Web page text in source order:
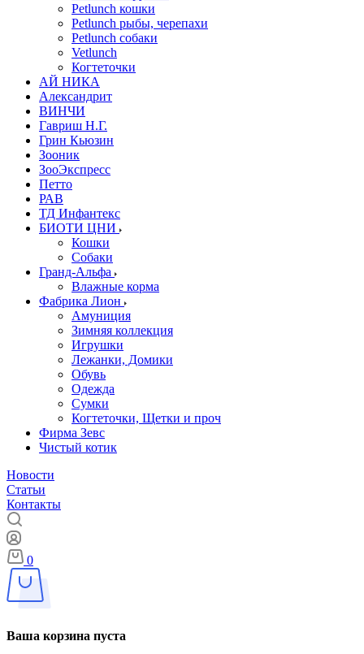
Petlunch кошки
Petlunch рыбы, черепахи
Petlunch собаки
Vetlunch
Когтеточки
АЙ НИКА
Александрит
ВИНЧИ
Гавриш Н.Г.
Грин Кьюзин
Зооник
ЗооЭкспресс
Петто
РАВ
ТД Инфантекс
БИОТИ ЦНИ
Кошки
Собаки
Гранд-Альфа
Влажные корма
Фабрика Лион
Амуниция
Зимняя коллекция
Игрушки
Лежанки, Домики
Обувь
Одежда
Сумки
Когтеточки, Щетки и проч
Фирма Зевс
Чистый котик
Новости
Статьи
Контакты
0
Ваша корзина пуста